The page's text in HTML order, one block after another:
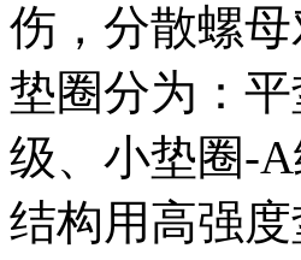
伤，分散螺
垫圈分为：
级、小垫圈-
结构用高强